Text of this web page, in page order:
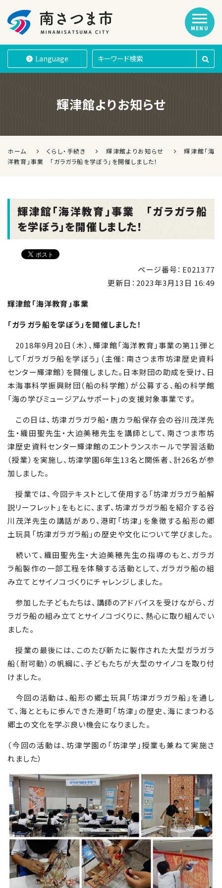
南さつま市
Language
MENU
輝津館よりお知らせ
ホーム くらし・手続き 輝津館よりお知らせ
輝津館「海
洋教育」事業 「ガラガラ船を学ぼう」を開催しました！
輝津館「海洋教育」事業 「ガラガラ船
を学ぼう」を開催しました！
ページ番号：E021377
更新日： 2023年3月13日 16:49
輝津館「海洋教育」事業
「ガラガラ船を学ぼう」を開催しました！
2018年9月20日（木）、輝津館「海洋教育」事業の第11弾と
して「ガラガラ船を学ぼう」（主催：南さつま市坊津歴史資料
センター輝津館）を開催しました。日本財団の助成を受け、日
本海事科学振興財団（船の科学館）が公募する、船の科学館
「海の学びミュージアムサポート」の支援対象事業です。
この日は、坊津ガラガラ船・唐カラ船保存会の谷川茂洋先
生・織田聖先生・大迫美穂先生を講師として、南さつま市坊
津歴史資料センター輝津館のエントランスホールで学習活動
（授業）を実施し、坊津学園6年生13名と関係者、計26名が参
加しました。
授業では、今回テキストとして使用する「坊津ガラガラ船解
説リーフレット」をもとに、まず、坊津ガラガラ船を紹介する谷
川茂洋先生の講話があり、港町「坊津」を象徴する船形の郷
土玩具「坊津ガラガラ船」の歴史や文化について学びました。
続いて、織田聖先生・大迫美穂先生の指導のもと、ガラガ
ラ船製作の一部工程を体験する活動として、ガラガラ船の組
み立てとサイノコづくりにチャレンジしました。
参加した子どもたちは、講師のアドバイスを受けながら、ガ
ラガラ船の組み立てとサイノコづくりに、熱心に取り組んでい
ました。
授業の最後には、このたび新たに製作された大型ガラガラ
船（耐可動）の帆綱に、子どもたちが大型のサイノコを取り付
けました。
今回の活動は、船形の郷土玩具「坊津ガラガラ船」を通し
て、海とともに歩んできた港町「坊津」の歴史、海にまつわる
郷土の文化を学ぶ良い機会になりました。
（今回の活動は、坊津学園の「坊津学」授業も兼ねて実施さ
れました）